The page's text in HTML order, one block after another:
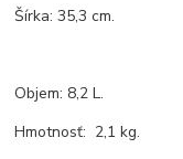
Šírka: 35,3 cm.
Objem: 8,2 L.
Hmotnosť: 2,1 kg.